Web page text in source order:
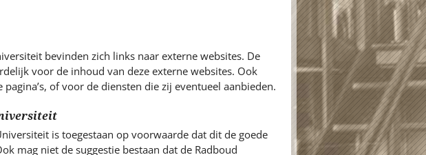
bevinden zich links naar externe websites. De
voor de inhoud van deze externe websites. Ook
of voor de diensten die zij eventueel aanbieden.
is toegestaan op voorwaarde dat dit de goede
mag niet de suggestie bestaan dat de Radboud